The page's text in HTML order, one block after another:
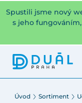
Spustili jsme nový
s jeho
Úvod Sortiment